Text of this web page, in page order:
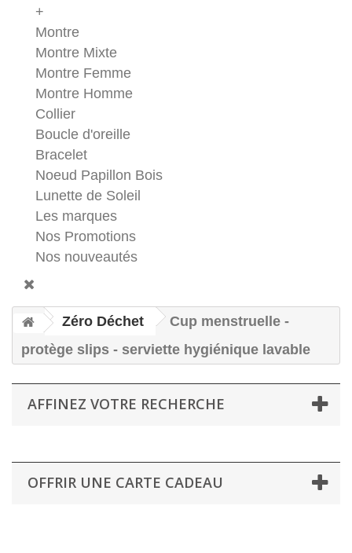
+
Montre
Montre Mixte
Montre Femme
Montre Homme
Collier
Boucle d'oreille
Bracelet
Noeud Papillon Bois
Lunette de Soleil
Les marques
Nos Promotions
Nos nouveautés
Zéro Déchet
Cup menstruelle -
protège slips - serviette hygiénique lavable
AFFINEZ VOTRE RECHERCHE
OFFRIR UNE CARTE CADEAU